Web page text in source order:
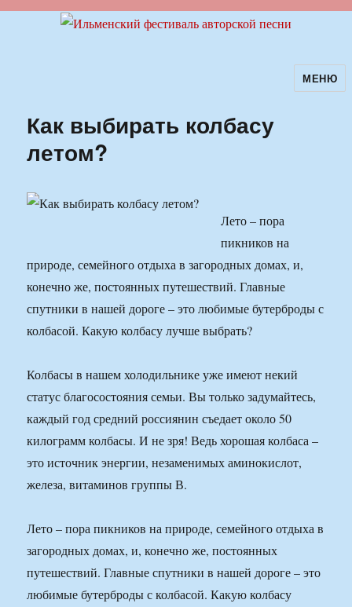
Ильменский фестиваль авторскойМЕНЮ
Как выбирать колбасу
летом?
Лето – пора
пикников на
природе, семейного отдыха в загородных домах, и,
конечно же, постоянных путешествий. Главные
спутники в нашей дороге – это любимые бутерброды с
колбасой. Какую колбасу лучше выбрать?
Колбасы в нашем холодильнике уже имеют некий
статус благосостояния семьи. Вы только задумайтесь,
каждый год средний россиянин съедает около 50
килограмм колбасы. И не зря! Ведь хорошая колбаса –
это источник энергии, незаменимых аминокислот,
железа, витаминов группы В.
Лето – пора пикников на природе, семейного отдыха в
загородных домах, и, конечно же, постоянных
путешествий. Главные спутники в нашей дороге – это
любимые бутерброды с колбасой. Какую колбасу